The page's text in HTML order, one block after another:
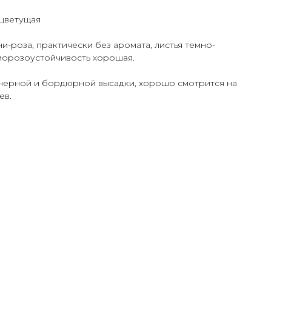
роза, практически без аромата, листья темно-
хорошая.
и бордюрной высадки, хорошо смотрится на